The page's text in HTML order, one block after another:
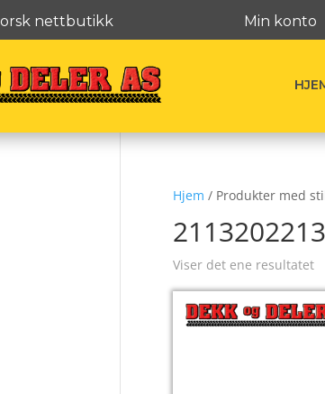
nettbutikk Min konto
Hjem / Produkter med
Viser det ene resultatet